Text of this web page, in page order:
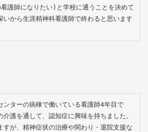
護師になりたい)と学校に通うことを決めて
いから生涯精神科看護師で終わると思います
ンターの病棟で働いている看護師4年目で
護を通して、認知症に興味を持ちました。
すが、精神症状の治療や関わり・退院支援な